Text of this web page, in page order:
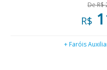
De R$
R$
+ Faróis